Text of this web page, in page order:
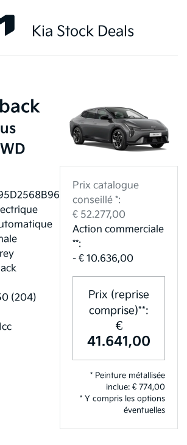
Kia Stock Deals
(204)
Prix catalogue
conseillé *:
€ 52.277,00
Action commerciale
**:
- € 10.636,00
Prix (reprise
comprise)**:
€
41.641,00
* Peinture métallisée
inclue: € 774,00
* Y compris les options
éventuelles